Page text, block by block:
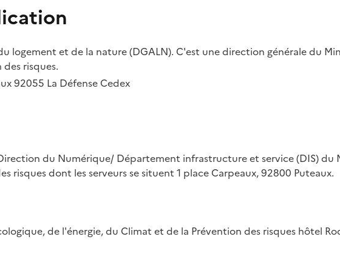
logement et de la nature (DGALN). C'est une direction générale du
risques.
92055 La Défense Cedex
du Numérique/ Département infrastructure et service (DIS) du
risques dont les serveurs se situent 1 place Carpeaux, 92800 Puteaux.
de l'énergie, du Climat et de la Prévention des risques hôtel